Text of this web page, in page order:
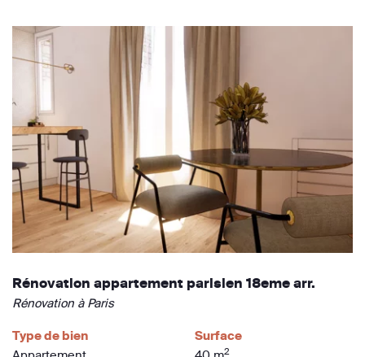
Rénovation appartement parisien 18eme arr.
Rénovation à Paris
Type de bien
Surface
2